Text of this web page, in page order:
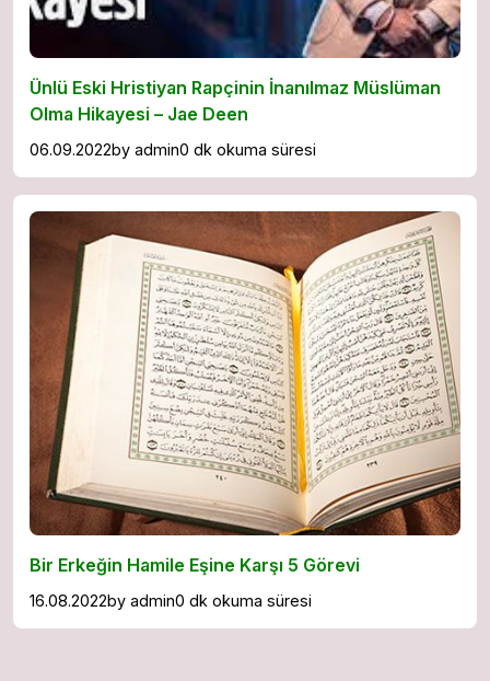
Ünlü Eski Hristiyan Rapçinin İnanılmaz Müslüman
Olma Hikayesi – Jae Deen
06.09.2022by admin0 dk okuma süresi
Bir Erkeğin Hamile Eşine Karşı 5 Görevi
16.08.2022by admin0 dk okuma süresi